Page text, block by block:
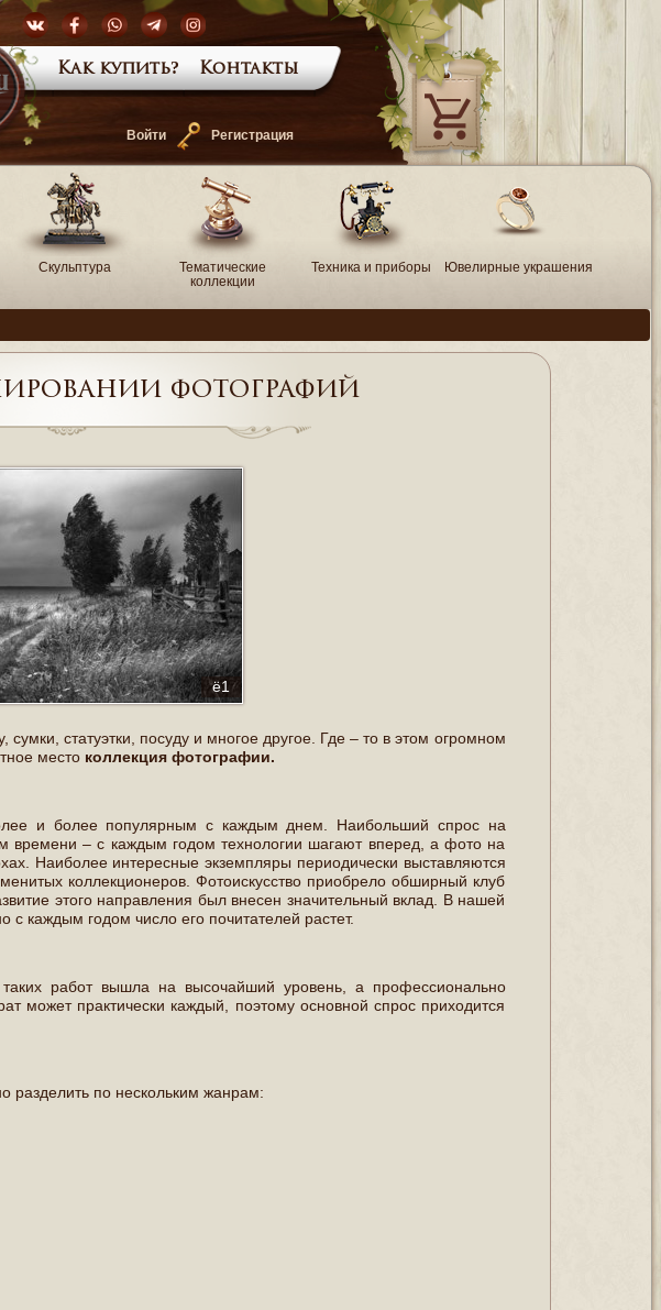
Войти Регистрация
Как купить? Контакты
—
Скульптура
Тематические
коллекции
Техника и приборы Ювелирные украшения
фотографий
ё1
сумки, статуэтки, посуду и многое другое. Где – то в этом огромном
место коллекция фотографии.
и более популярным с каждым днем. Наибольший спрос на
времени – с каждым годом технологии шагают вперед, а фото на
Наиболее интересные экземпляры периодически выставляются
коллекционеров. Фотоискусство приобрело обширный клуб
этого направления был внесен значительный вклад. В нашей
с каждым годом число его почитателей растет.
работ вышла на высочайший уровень, а профессионально
может практически каждый, поэтому основной спрос приходится
разделить по нескольким жанрам: